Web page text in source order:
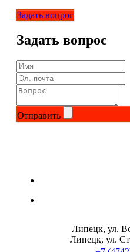
Задать вопрос
Задать вопрос
Отправить
Липецк, ул.
Липецк, ул.